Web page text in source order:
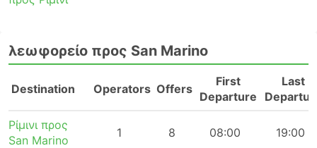
λεωφορείο προς San Marino
Destination Operators Offers
First
Departure
Last
Ρίμινι προς
San Marino
1 8 08:00 19:00